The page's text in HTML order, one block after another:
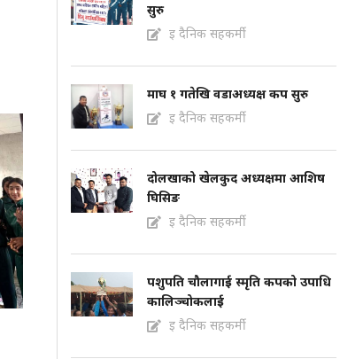
सुरु
इ दैनिक सहकर्मी
माघ १ गतेखि वडाअध्यक्ष कप सुरु
इ दैनिक सहकर्मी
दोलखाको खेलकुद अध्यक्षमा आशिष
घिसिङ
इ दैनिक सहकर्मी
पशुपति चौलागाई स्मृति कपको उपाधि
कालिञ्चोकलाई
इ दैनिक सहकर्मी